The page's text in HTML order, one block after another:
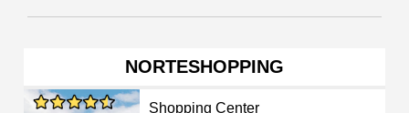
NORTESHOPPING
Shopping Center